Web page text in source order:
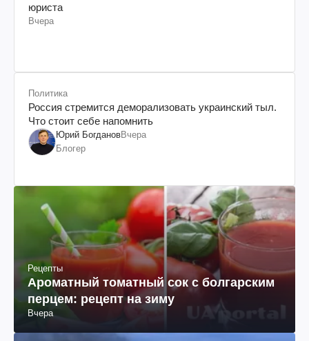
юриста
Вчера
Политика
Россия стремится деморализовать украинский тыл.
Что стоит себе напомнить
Юрий БогдановВчера
Блогер
Рецепты
Ароматный томатный сок с болгарским
перцем: рецепт на зиму
Вчера